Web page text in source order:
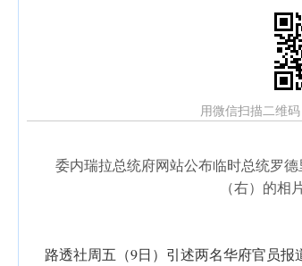
用微信扫描二维
委内瑞拉总统府网站公布临时总统罗
（右）的相
路透社周五（9日）引述两名华府官员